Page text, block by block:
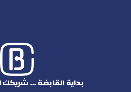
بداية القابضة … شريكك